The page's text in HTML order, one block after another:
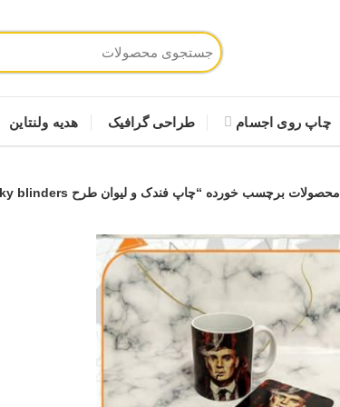
چاپ روی اجسام طراحی گرافیک هدیه ولنتاین
محصولات برچسب خورده “چاپ فندک و لیوان طرح peaky blinders”